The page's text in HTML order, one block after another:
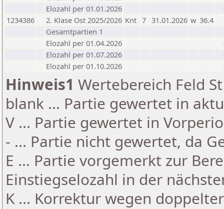
Elozahl per 01.01.2026
1234386
2. Klase Ost 2025/2026 Knt 7 31.01.2026 w 36.4
Gesamtpartien 1
Elozahl per 01.04.2026
Elozahl per 01.07.2026
Elozahl per 01.10.2026
Hinweis1 Wertebereich Feld
blank ... Partie gewertet in
V ... Partie gewertet in
- ... Partie nicht gewertet, da
E ... Partie vorgemerkt zur
Einstiegselozahl in der
K ... Korrektur wegen